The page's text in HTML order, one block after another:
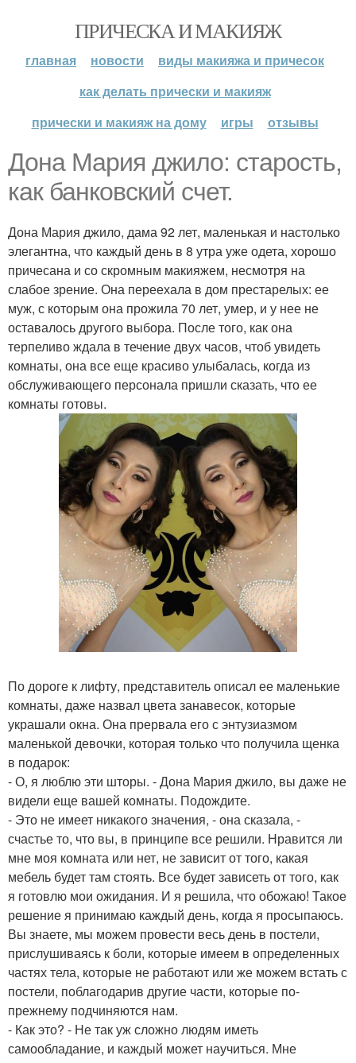
ПРИЧЕСКА И МАКИЯЖ
главная новости
виды макияжа и причесок
как делать прически и макияж
прически и макияж на дому
игры отзывы
Дона Мария джило: старость,
как банковский счет.
Дона Мария джило, дама 92 лет, маленькая и настолько
элегантна, что каждый день в 8 утра уже одета, хорошо
причесана и со скромным макияжем, несмотря на
слабое зрение. Она переехала в дом престарелых: ее
муж, с которым она прожила 70 лет, умер, и у нее не
оставалось другого выбора. После того, как она
терпеливо ждала в течение двух часов, чтоб увидеть
комнаты, она все еще красиво улыбалась, когда из
обслуживающего персонала пришли сказать, что ее
комнаты готовы.
По дороге к лифту, представитель описал ее маленькие
комнаты, даже назвал цвета занавесок, которые
украшали окна. Она прервала его с энтузиазмом
маленькой девочки, которая только что получила щенка
в подарок:
- О, я люблю эти шторы. - Дона Мария джило, вы даже не
видели еще вашей комнаты. Подождите.
- Это не имеет никакого значения, - она сказала, -
счастье то, что вы, в принципе все решили. Нравится ли
мне моя комната или нет, не зависит от того, какая
мебель будет там стоять. Все будет зависеть от того, как
я готовлю мои ожидания. И я решила, что обожаю! Такое
решение я принимаю каждый день, когда я просыпаюсь.
Вы знаете, мы можем провести весь день в постели,
прислушиваясь к боли, которые имеем в определенных
частях тела, которые не работают или же можем встать с
постели, поблагодарив другие части, которые по-
прежнему подчиняются нам.
- Как это? - Не так уж сложно людям иметь
самообладание, и каждый может научиться. Мне